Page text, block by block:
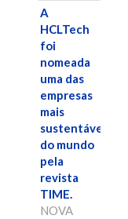
A
HCLTech
foi
nomeada
uma das
empresas
mais
sustentáveis
do mundo
pela
revista
TIME.
NOVA